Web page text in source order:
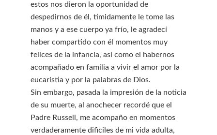
estos nos dieron la oportunidad de
despedirnos de él, timidamente le tome las
manos y a ese cuerpo ya frío, le agradecí
haber compartido con él momentos muy
felices de la infancia, así como el habernos
acompañado en familia a vivir el amor por la
eucaristia y por la palabras de Dios.
Sin embargo, pasada la impresión de la noticia
de su muerte, al anochecer recordé que el
Padre Russell, me acompaño en momentos
verdaderamente dificiles de mi vida adulta,